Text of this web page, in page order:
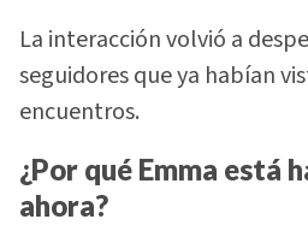
La interacción volvió a
seguidores que ya habían
encuentros.
¿Por qué Emma está
ahora?